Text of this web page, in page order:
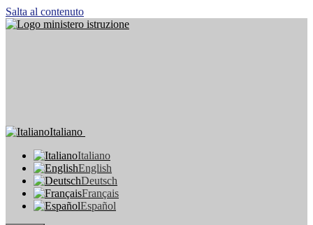
Salta al contenuto
Italiano
Italiano
English
Deutsch
Français
Español